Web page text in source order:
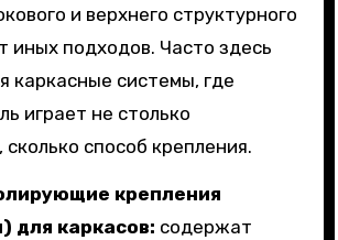
и верхнего структурного
иных подходов. Часто здесь
каркасные системы, где
играет не столько
сколько способ крепления.
крепления
для каркасов: содержат